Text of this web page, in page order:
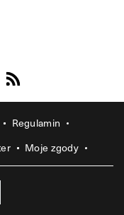
on Youtube
Visit us on Rss
Regulamin
Moje zgody